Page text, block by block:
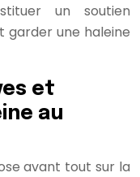
un soutien
garder une haleine
et
au
avant tout sur la